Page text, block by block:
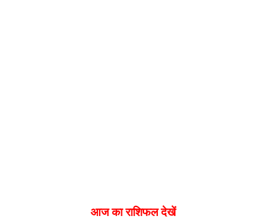
आज का राशिफल देखें